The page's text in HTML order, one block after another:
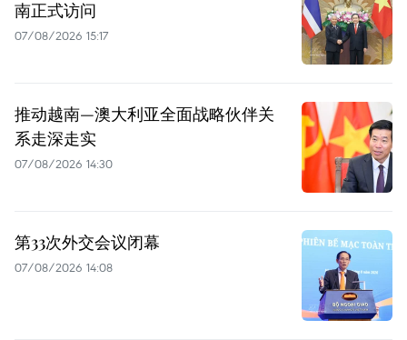
南正式访问
07/08/2026 15:17
推动越南—澳大利亚全面战略伙伴关
系走深走实
07/08/2026 14:30
第33次外交会议闭幕
07/08/2026 14:08